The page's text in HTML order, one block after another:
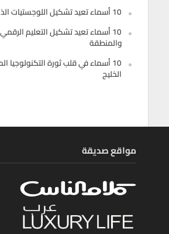
10 أسماء تعيد تشكيل اللوجستيات الذكية في الخليج
10 أسماء تعيد تشكيل التعليم
والمنطقة
10 أسماء في قلب ثورة التكنولوجيا
الخليج
مواقع صديقة